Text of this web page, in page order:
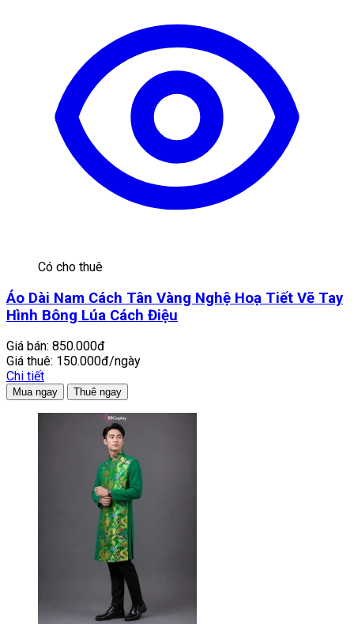
Có cho thuê
Áo Dài Nam Cách Tân Vàng Nghệ Hoạ Tiết Vẽ Tay
Hình Bông Lúa Cách Điệu
Giá bán: 850.000đ
Giá thuê: 150.000đ/ngày
Chi tiết
Mua ngay Thuê ngay